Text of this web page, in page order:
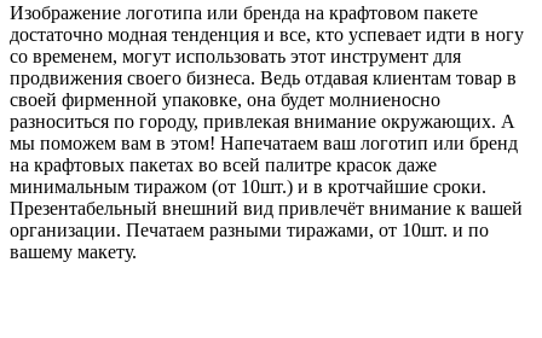
Изображение логотипа или бренда на крафтовом пакете
достаточно модная тенденция и все, кто успевает идти в ногу
со временем, могут использовать этот инструмент для
продвижения своего бизнеса. Ведь отдавая клиентам товар в
своей фирменной упаковке, она будет молниеносно
разноситься по городу, привлекая внимание окружающих. А
мы поможем вам в этом! Напечатаем ваш логотип или бренд
на крафтовых пакетах во всей палитре красок даже
минимальным тиражом (от 10шт.) и в кротчайшие сроки.
Презентабельный внешний вид привлечёт внимание к вашей
организации. Печатаем разными тиражами, от 10шт. и по
вашему макету.